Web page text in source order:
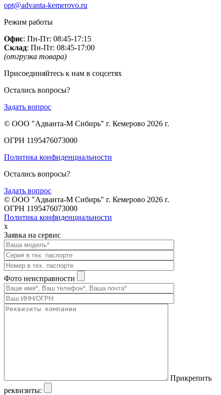
opt@advanta-kemerovo.ru
Режим работы
Офис: Пн-Пт: 08:45-17:15
Склад: Пн-Пт: 08:45-17:00
(отгрузка товара)
Присоединяйтесь к нам в соцсетях
Остались вопросы?
Задать вопрос
© ООО "Адванта-М Сибирь" г. Кемерово 2026 г.
ОГРН 1195476073000
Политика конфиденциальности
Остались вопросы?
Задать вопрос
© ООО "Адванта-М Сибирь" г. Кемерово 2026 г.
ОГРН 1195476073000
Политика конфиденциальности
x
Заявка на сервис
Фото неисправности
Прикрепить
реквизиты: